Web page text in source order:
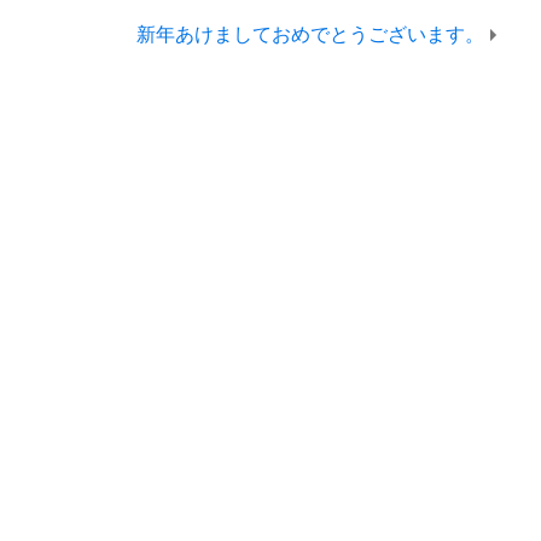
新年あけましておめでとうございます。